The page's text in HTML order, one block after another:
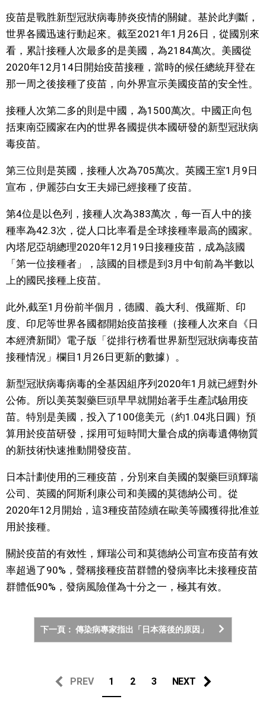
運動
娛樂
教育
工作勞動
家庭
醫療健康
語言
東京
編輯部通知
疫苗是戰胜新型冠狀病毒肺炎疫情的關鍵。基於此判斷，
世界各國迅速行動起來。截至2021年1月26日，從國別來
看，累計接種人次最多的是美國，為2184萬次。美國從
2020年12月14日開始疫苗接種，當時的候任總統拜登在
那一周之後接種了疫苗，向外界宣示美國疫苗的安全性。
接種人次第二多的則是中國，為1500萬次。中國正向包
括東南亞國家在內的世界各國提供本國研發的新型冠狀病
毒疫苗。
第三位則是英國，接種人次為705萬次。英國王室1月9日
宣布，伊麗莎白女王夫婦已經接種了疫苗。
第4位是以色列，接種人次為383萬次，每一百人中的接
種率為42.3次，從人口比率看是全球接種率最高的國家。
內塔尼亞胡總理2020年12月19日接種疫苗，成為該國
「第一位接種者」，該國的目標是到3月中旬前為半數以
上的國民接種上疫苗。
此外,截至1月份前半個月，德國、義大利、俄羅斯、印
度、印尼等世界各國都開始疫苗接種（接種人次來自《日
本經濟新聞》電子版「從排行榜看世界新型冠狀病毒疫苗
接種情況」欄目1月26日更新的數據）。
新型冠狀病毒病毒的全基因組序列2020年1月就已經對外
公佈。所以美英製藥巨頭早早就開始著手生產試驗用疫
苗。特別是美國，投入了100億美元（約1.04兆日圓）預
算用於疫苗研發，採用可短時間大量合成的病毒遺傳物質
的新技術快速推動開發疫苗。
日本計劃使用的三種疫苗，分別來自美國的製藥巨頭輝瑞
公司、英國的阿斯利康公司和美國的莫德納公司。從
2020年12月開始，這3種疫苗陸續在歐美等國獲得批准並
用於接種。
關於疫苗的有效性，輝瑞公司和莫德納公司宣布疫苗有效
率超過了90%，聲稱接種疫苗群體的發病率比未接種疫苗
群體低90%，發病風險僅為十分之一，極其有效。
下一頁： 傳染病專家指出「日本落後的原因」
PREV 1 2 3 NEXT